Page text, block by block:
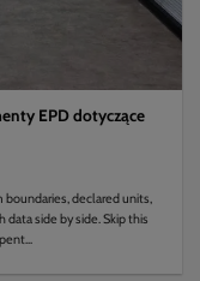
EPD dotyczące
declared units,
data side by side. Skip this